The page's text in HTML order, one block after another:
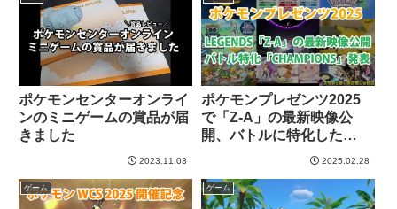
ポケモンセンターオンライ
ンのミニゲームの賞品が届
きました
2023.11.03
ポケモンプレゼンツ2025
で「Z-A」の最新映像公
開、バトルに特化した
「CHAMPIONS」発表！
2025.02.28
ゲーム ゲーム